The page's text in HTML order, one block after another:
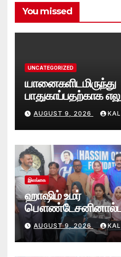
You missed
UNCATEGORIZED
யானைகளிடமிருந்து
பாதுகாப்பதற்காக
அமைத்தல்’ ஆய்வில்
என்கிறார்
AUGUST 9, 2026
இலங்கை
ஹாஷிம் உமர்
அன்பளிப்பு.!
AUGUST 9, 2026